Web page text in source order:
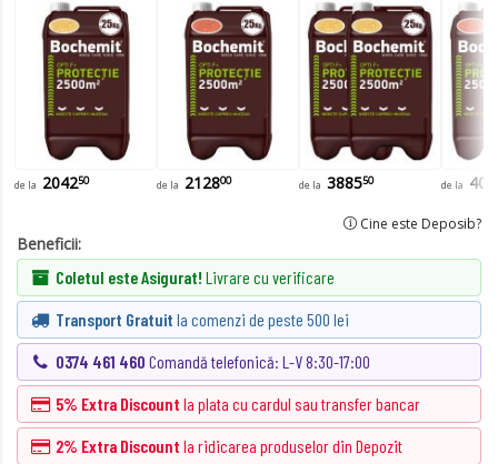
de la 2042,50 de la 2128,00 de la 3885,50 de la
Cine este Deposib?
Beneficii:
Coletul este Asigurat! Livrare cu verificare
Transport Gratuit la comenzi de peste 500 lei
0374 461 460 Comandă telefonică: L-V 8:30-17:00
5% Extra Discount la plata cu cardul sau transfer bancar
2% Extra Discount la ridicarea produselordin Depozit